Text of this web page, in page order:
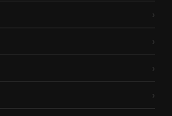
›
›
›
›